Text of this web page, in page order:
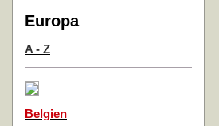
Europa
A - Z
Belgien